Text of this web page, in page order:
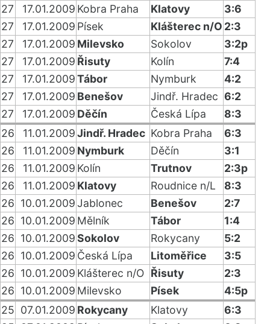
27
17.01.2009 Kobra Praha Klatovy
3:6
27
17.01.2009 Písek Klášterec n/O 2:3
27
17.01.2009 Milevsko Sokolov
3:2p
27
17.01.2009 Řisuty Kolín
7:4
27
17.01.2009Tábor Nymburk
4:2
27
17.01.2009 Benešov Jindř. Hradec 6:2
27
17.01.2009 Děčín Česká Lípa
8:3
26
11.01.2009Jindř. Hradec Kobra Praha
6:3
26
11.01.2009 Nymburk Děčín
3:1
26
11.01.2009 Kolín Trutnov
2:3p
26
11.01.2009 Klatovy Roudnice n/L
8:3
26 10.01.2009Jablonec Benešov
2:7
26 10.01.2009 Mělník Tábor
1:4
26 10.01.2009Sokolov Rokycany
5:2
26 10.01.2009 Česká Lípa Litoměřice
3:5
26 10.01.2009 Klášterec n/O Řisuty
2:3
26 10.01.2009 Milevsko Písek
4:5p
25 07.01.2009 Rokycany Klatovy
6:3